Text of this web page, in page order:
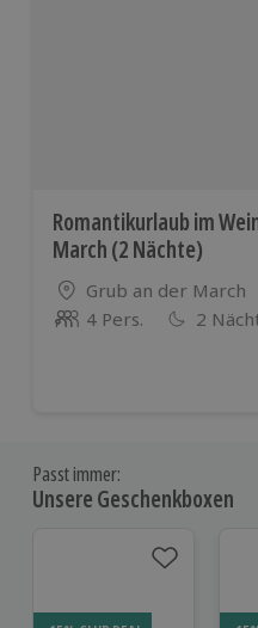
Romantikurlaub im
March (2 Nächte)
Standort
Grub an der March
Anzahl der Teilnehmer
4 Pers. 2
Passt immer:
Unsere Geschenkboxen